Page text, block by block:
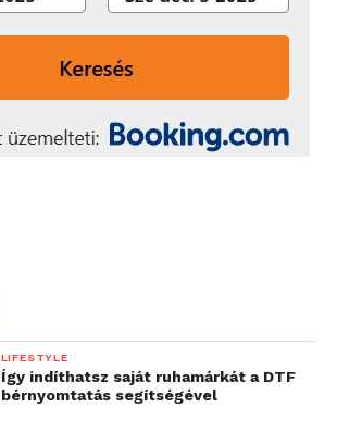
LIFESTYLE
Így indíthatsz saját ruhamárkát a DTF
bérnyomtatás segítségével